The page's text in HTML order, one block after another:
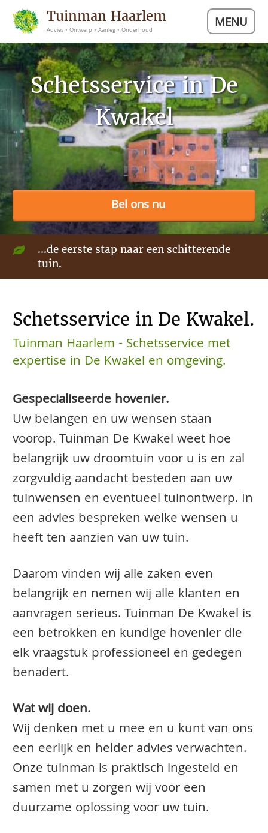
Tuinman Haarlem
Advies • Ontwerp • Aanleg • Onderhoud MENU
Schetsservice in De
Kwakel
Bel ons nu
...de eerste stap naar een schitterende
tuin.
Schetsservice in De Kwakel.
Tuinman Haarlem - Schetsservice met
expertise in De Kwakel en omgeving.
Gespecialiseerde hovenier.
Uw belangen en uw wensen staan
voorop. Tuinman De Kwakel weet hoe
belangrijk uw droomtuin voor u is en zal
zorgvuldig aandacht besteden aan uw
tuinwensen en eventueel tuinontwerp. In
een advies bespreken welke wensen u
heeft ten aanzien van uw tuin.
Daarom vinden wij alle zaken even
belangrijk en nemen wij alle klanten en
aanvragen serieus. Tuinman De Kwakel is
een betrokken en kundige hovenier die
elk vraagstuk professioneel en gedegen
benadert.
Wat wij doen.
Wij denken met u mee en u kunt van ons
een eerlijk en helder advies verwachten.
Onze tuinman is praktisch ingesteld en
samen met u zorgen wij voor een
duurzame oplossing voor uw tuin.